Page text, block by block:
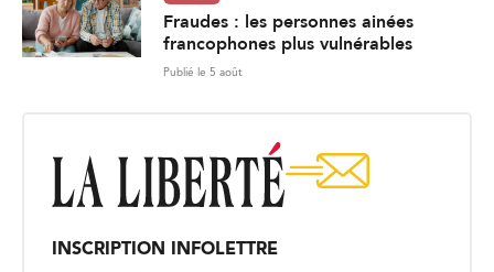
Fraudes : les personnes ainées
francophones plus vulnérables
Publié le 5 août
INSCRIPTION INFOLETTRE